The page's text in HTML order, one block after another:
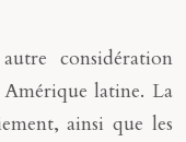
considération
latine. La
ainsi que les